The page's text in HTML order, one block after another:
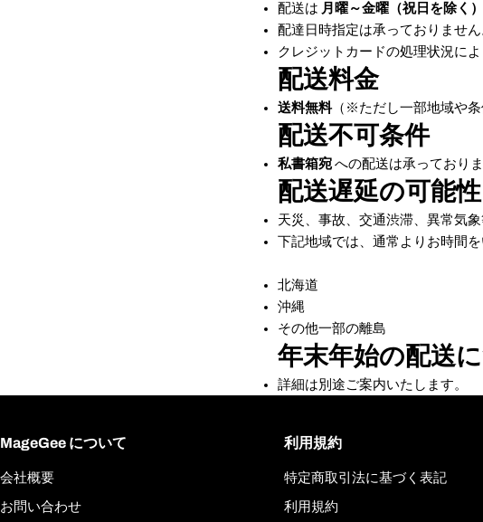
配送は 月曜～金曜（祝日を除く）
配達日時指定は承っておりません
クレジットカードの処理状況に
配送料金
送料無料（※ただし一部地域や条
配送不可条件
私書箱宛への配送は承っておりま
配送遅延の可能性
天災、事故、交通渋滞、異常気
下記地域では、通常よりお時間
北海道
沖縄
その他一部の離島
年末年始の配送
詳細は別途ご案内いたします。
MageGee について
会社概要
お問い合わせ
利用規約
特定商取引法に基づく表記
利用規約